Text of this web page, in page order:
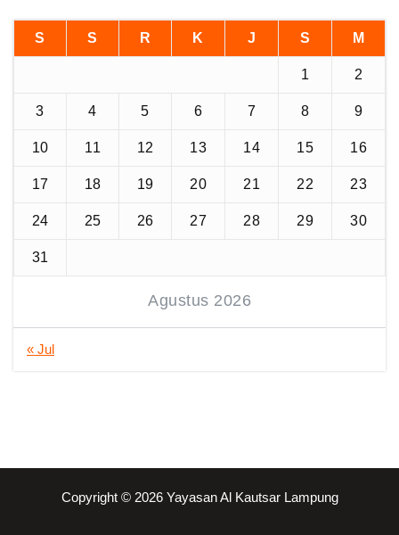
Agustus 2026
S S R K J S M
1 2
3 4 5 6 7 8 9
10 11 12 13 14 15 16
17 18 19 20 21 22 23
24 25 26 27 28 29 30
31
« Jul
Copyright © 2026 Yayasan Al Kautsar Lampung